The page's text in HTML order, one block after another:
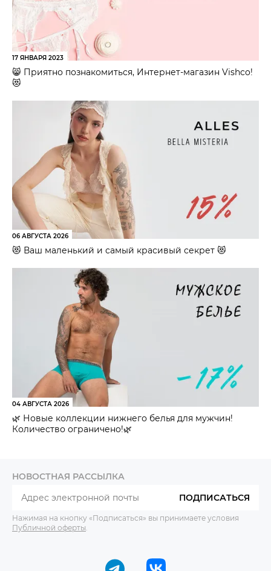
17 ЯНВАРЯ 2023
😸 Приятно познакомиться, Интернет-магазин Vishco!
😻
06 АВГУСТА 2026
😻 Ваш маленький и самый красивый секрет 😻
04 АВГУСТА 2026
🌿 Новые коллекции нижнего белья для мужчин!
Количество ограничено!🌿
НОВОСТНАЯ РАССЫЛКА
ПОДПИСАТЬСЯ
Нажимая на кнопку «Подписаться» вы принимаете условия
Публичной оферты